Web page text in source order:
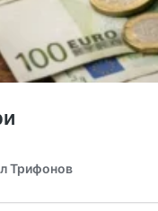
Трифонов